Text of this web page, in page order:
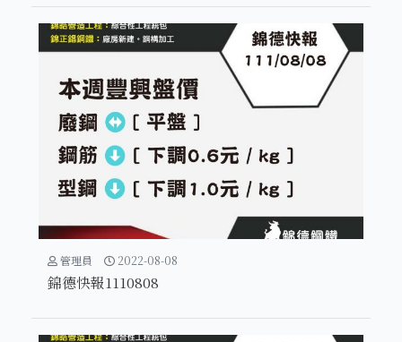
管理員 2022-08-08
錦德快報1110808